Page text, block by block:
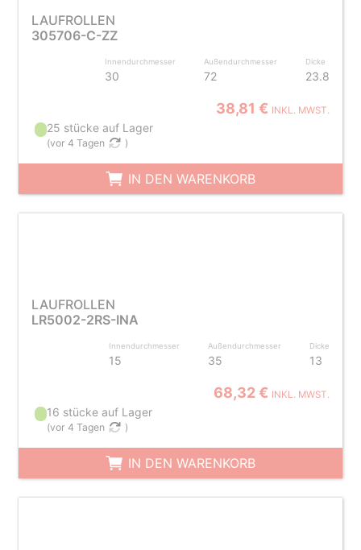
LAUFROLLEN
305706-C-ZZ
Innendurchmesser
30
Außendurchmesser
72
Dicke
23.8
38,81 € INKL. MWST.
25 stücke auf Lager
(vor 4 Tagen )
IN DEN WARENKORB
LAUFROLLEN
LR5002-2RS-INA
Innendurchmesser
15
Außendurchmesser
35
Dicke
13
68,32 € INKL. MWST.
16 stücke auf Lager
(vor 4 Tagen )
IN DEN WARENKORB